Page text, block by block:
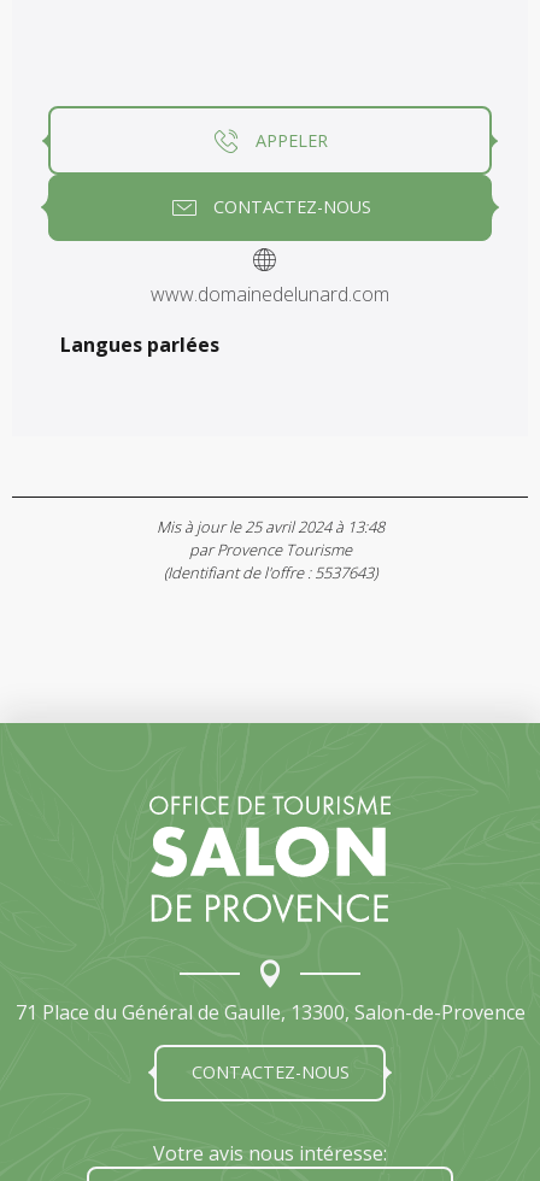
APPELER
CONTACTEZ-NOUS
www.domainedelunard.com
Langues parlées
Langues parlées
Mis à jour le 25 avril 2024 à 13:48
par Provence Tourisme
(Identifiant de l'offre :5537643)
71 Place du Général de Gaulle, 13300, Salon-de-Provence
CONTACTEZ-NOUS
Votre avis nous intéresse: